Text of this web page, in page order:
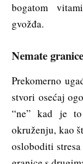
bogatom
gvožđa.
Nemate
Prekomerno
stvori osećaj
“ne” kad je
okruženju, kao
osloboditi